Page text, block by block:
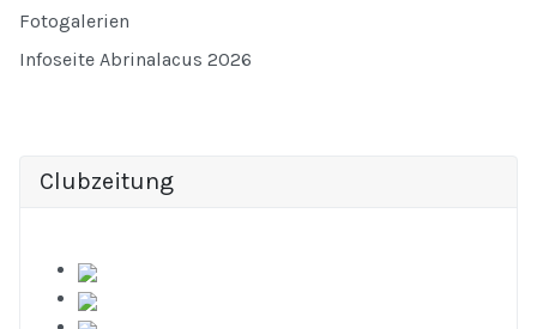
Fotogalerien
Infoseite Abrinalacus 2026
Clubzeitung